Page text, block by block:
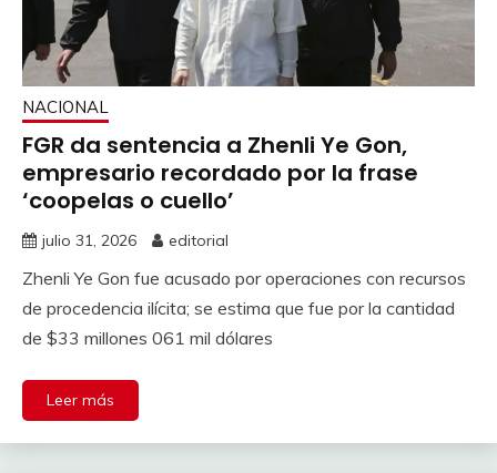
NACIONAL
FGR da sentencia a Zhenli Ye Gon,
empresario recordado por la frase
‘coopelas o cuello’
julio 31, 2026 editorial
Zhenli Ye Gon fue acusado por operaciones con recursos
de procedencia ilícita; se estima que fue por la cantidad
de $33 millones 061 mil dólares
Leer más